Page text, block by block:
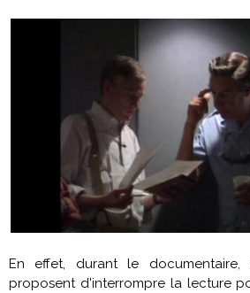
En effet, durant le documentaire,
proposent d'interrompre la lecture